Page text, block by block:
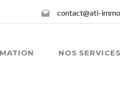
contact@ati-
NOS SERVICES